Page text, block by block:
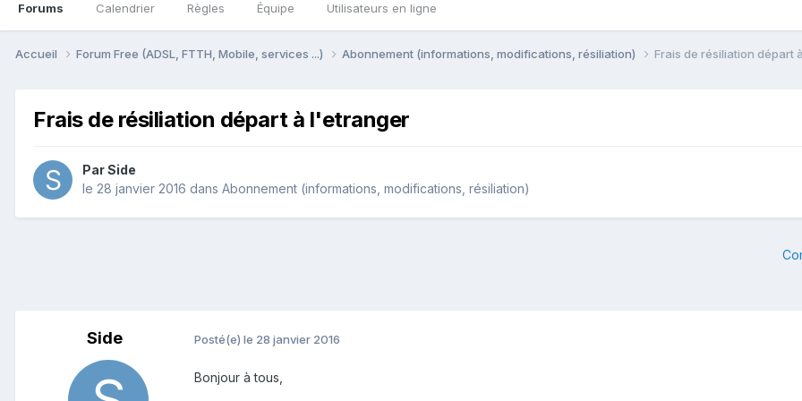
Forums Calendrier Règles Équipe Utilisateurs en ligne
Accueil Forum Free (ADSL, FTTH, Mobile, services ...) Abonnement (informations, modifications, résiliation) Frais de résiliation départ
Frais de résiliation départ à l'etranger
ParSide
le 28 janvier 2016 dans Abonnement (informations, modifications, résiliation)
Side Posté(e) le 28 janvier 2016
Bonjour à tous,